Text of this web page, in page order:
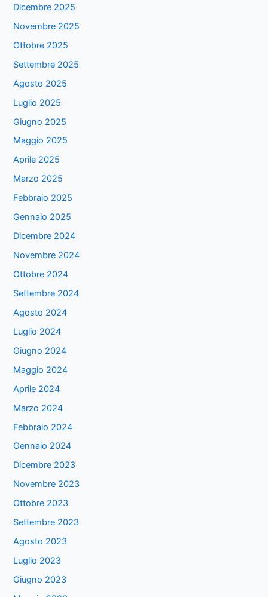
Dicembre 2025
Novembre 2025
Ottobre 2025
Settembre 2025
Agosto 2025
Luglio 2025
Giugno 2025
Maggio 2025
Aprile 2025
Marzo 2025
Febbraio 2025
Gennaio 2025
Dicembre 2024
Novembre 2024
Ottobre 2024
Settembre 2024
Agosto 2024
Luglio 2024
Giugno 2024
Maggio 2024
Aprile 2024
Marzo 2024
Febbraio 2024
Gennaio 2024
Dicembre 2023
Novembre 2023
Ottobre 2023
Settembre 2023
Agosto 2023
Luglio 2023
Giugno 2023